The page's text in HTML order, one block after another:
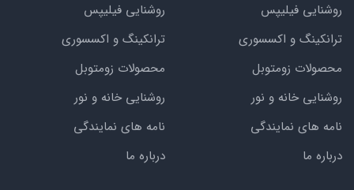
روشنایی فیلیپس
ترانکینگ و اکسسوری
محصولات زومتوبل
روشنایی خانه و نور
نامه های نمایندگی
درباره ما
روشنایی فیلیپس
ترانکینگ و اکسسوری
محصولات زومتوبل
روشنایی خانه و نور
نامه های نمایندگی
درباره ما